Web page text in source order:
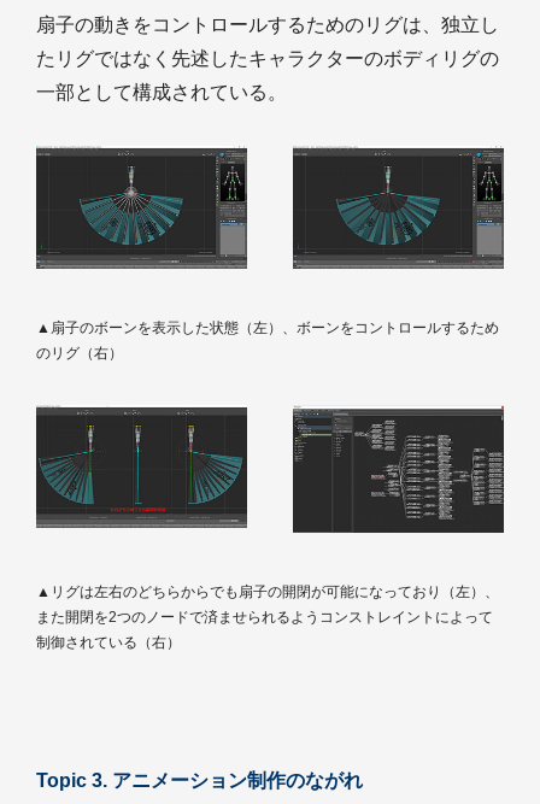
扇子の動きをコントロールするためのリグは、独立し
たリグではなく先述したキャラクターのボディリグの
一部として構成されている。
▲扇子のボーンを表示した状態（左）、ボーンをコントロールするため
のリグ（右）
▲リグは左右のどちらからでも扇子の開閉が可能になっており（左）、
また開閉を2つのノードで済ませられるようコンストレイントによって
制御されている（右）
Topic 3. アニメーション制作のながれ